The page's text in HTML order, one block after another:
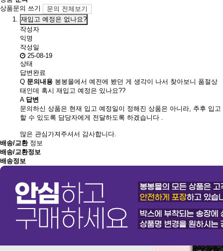
상품문의 쓰기
문의 전체보기
재입고 예정은 없나요?
작성자
익명
작성일
25-08-19
상태
답변완료
Q 문의내용 봉봉몰에서 예전에 봤던 게 생각이 나서 찾아보니 품절상
태인데 혹시 재입고 예정은 있나요??
A 답변
문의하신 상품은 현재 입고 예정일이 정해진 상품은 아니라, 추후 입고
할 수 있도록 담당자에게 전달하도록 하겠습니다 .
많은 관심가져주셔서 감사합니다.
배송/교환정보
배송/교환정보
배송정보